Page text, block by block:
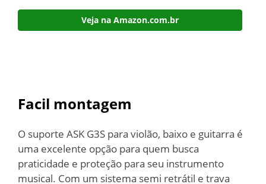
Veja na Amazon.com.br
Facil montagem
O suporte ASK G3S para violão, baixo e guitarra é
uma excelente opção para quem busca
praticidade e proteção para seu instrumento
musical. Com um sistema semi retrátil e trava